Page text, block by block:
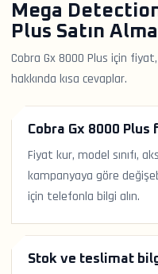
Mega
Plus Satın
Cobra Gx 8000 Plus için
hakkında kısa cevaplar.
Cobra Gx 8000
Fiyat kur, model sınıfı,
kampanyaya göre
için telefonla bilgi alın.
Stok ve teslimat